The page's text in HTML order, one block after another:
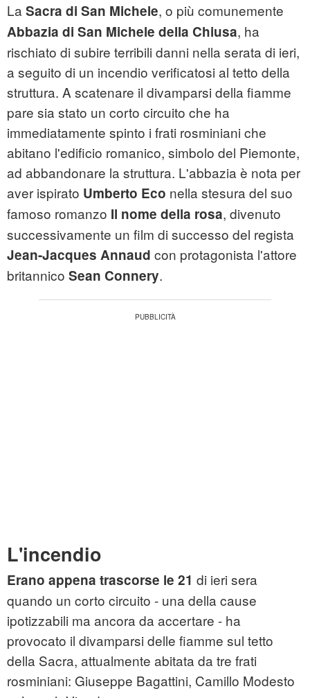
La Sacra di San Michele, o più comunemente
Abbazia di San Michele della Chiusa, ha
rischiato di subire terribili danni nella serata di ieri,
a seguito di un incendio verificatosi al tetto della
struttura. A scatenare il divamparsi della fiamme
pare sia stato un corto circuito che ha
immediatamente spinto i frati rosminiani che
abitano l'edificio romanico, simbolo del Piemonte,
ad abbandonare la struttura. L'abbazia è nota per
aver ispirato Umberto Eco nella stesura del suo
famoso romanzo Il nome della rosa, divenuto
successivamente un film di successo del regista
Jean-Jacques Annaud con protagonista l'attore
britannico Sean Connery.
L'incendio
Erano appena trascorse le 21 di ieri sera
quando un corto circuito - una della cause
ipotizzabili ma ancora da accertare - ha
provocato il divamparsi delle fiamme sul tetto
della Sacra, attualmente abitata da tre frati
rosminiani: Giuseppe Bagattini, Camillo Modesto